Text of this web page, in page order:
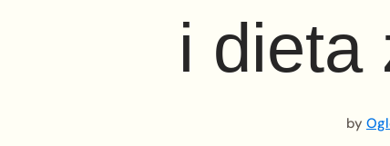
i dieta
by